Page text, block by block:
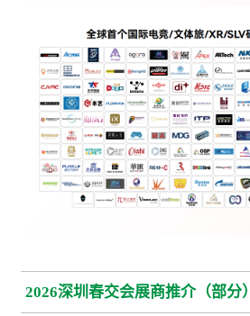
2026深圳春交会展商推介（部分）